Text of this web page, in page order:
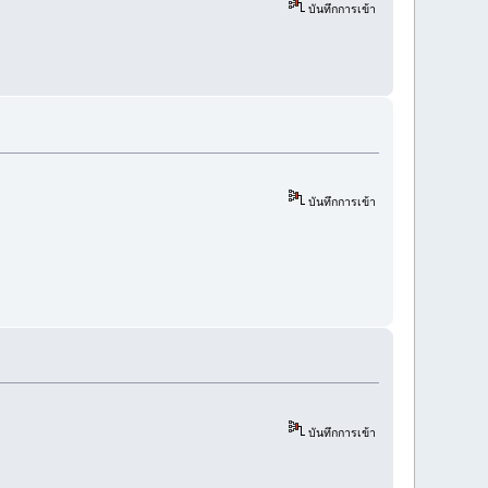
บันทึกการเข้า
บันทึกการเข้า
บันทึกการเข้า